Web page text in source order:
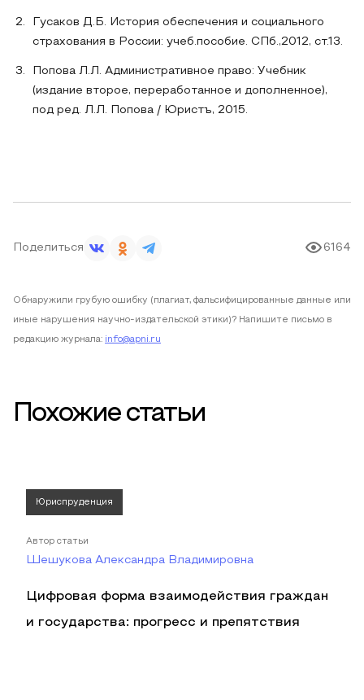
Гусаков Д.Б. История обеспечения и социального
страхования в России: учеб.пособие. СПб.,2012, ст.13.
Попова Л.Л. Административное право: Учебник
(издание второе, переработанное и дополненное),
под ред. Л.Л. Попова / Юристъ, 2015.
Поделиться 6164
Обнаружили грубую ошибку (плагиат, фальсифицированные данные или
иные нарушения научно-издательской этики)? Напишите письмо в
редакцию журнала: info@apni.ru
Похожие статьи
Юриспруденция
Автор статьи
Шешукова Александра Владимировна
Цифровая форма взаимодействия граждан
и государства: прогресс и препятствия